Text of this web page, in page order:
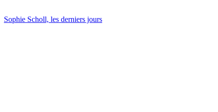
Sophie Scholl, les derniers jours